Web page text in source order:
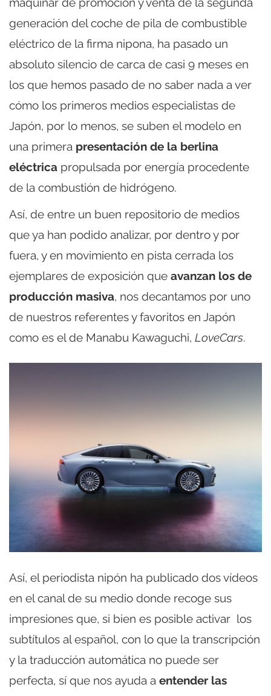
generación del coche de pila de combustible
eléctrico de la firma nipona, ha pasado un
absoluto silencio de carca de casi 9 meses en
los que hemos pasado de no saber nada a ver
cómo los primeros medios especialistas de
Japón, por lo menos, se suben el modelo en
una primera presentación de la berlina
eléctrica propulsada por energía procedente
de la combustión de hidrógeno.
Así, de entre un buen repositorio de medios
que ya han podido analizar, por dentro y por
fuera, y en movimiento en pista cerrada los
ejemplares de exposición que avanzan los de
producción masiva, nos decantamos por uno
de nuestros referentes y favoritos en Japón
como es el de Manabu Kawaguchi, LoveCars.
Así, el periodista nipón ha publicado dos vídeos
en el canal de su medio donde recoge sus
impresiones que, si bien es posible activar los
subtítulos al español, con lo que la transcripción
y la traducción automática no puede ser
perfecta, sí que nos ayuda a entender las